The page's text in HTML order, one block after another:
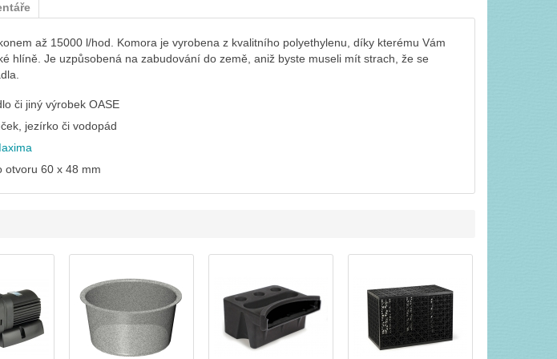
až 15000 l/hod. Komora je vyrobena z kvalitního polyethylenu, díky kterému Vám
hlíně. Je uzpůsobená na zabudování do země, aniž byste museli mít strach, že se
či jiný výrobek OASE
jezírko či vodopád
otvoru 60 x 48 mm